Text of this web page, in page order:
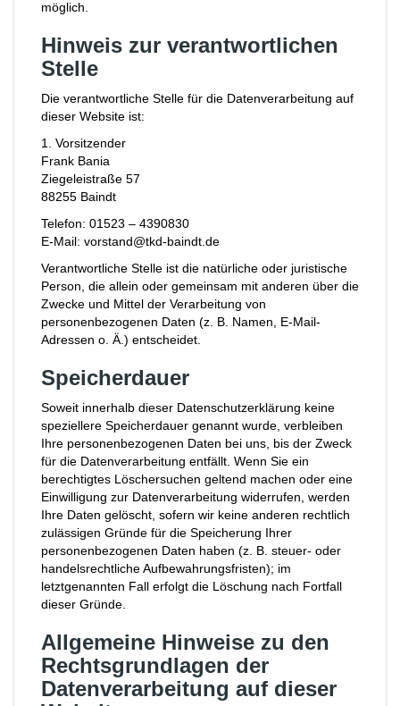
möglich.
Hinweis zur verantwortlichen
Stelle
Die verantwortliche Stelle für die Datenverarbeitung auf
dieser Website ist:
1. Vorsitzender
Frank Bania
Ziegeleistraße 57
88255 Baindt
Telefon: 01523 – 4390830
E-Mail: vorstand@tkd-baindt.de
Verantwortliche Stelle ist die natürliche oder juristische
Person, die allein oder gemeinsam mit anderen über die
Zwecke und Mittel der Verarbeitung von
personenbezogenen Daten (z. B. Namen, E-Mail-
Adressen o. Ä.) entscheidet.
Speicherdauer
Soweit innerhalb dieser Datenschutzerklärung keine
speziellere Speicherdauer genannt wurde, verbleiben
Ihre personenbezogenen Daten bei uns, bis der Zweck
für die Datenverarbeitung entfällt. Wenn Sie ein
berechtigtes Löschersuchen geltend machen oder eine
Einwilligung zur Datenverarbeitung widerrufen, werden
Ihre Daten gelöscht, sofern wir keine anderen rechtlich
zulässigen Gründe für die Speicherung Ihrer
personenbezogenen Daten haben (z. B. steuer- oder
handelsrechtliche Aufbewahrungsfristen); im
letztgenannten Fall erfolgt die Löschung nach Fortfall
dieser Gründe.
Allgemeine Hinweise zu den
Rechtsgrundlagen der
Datenverarbeitung auf dieser